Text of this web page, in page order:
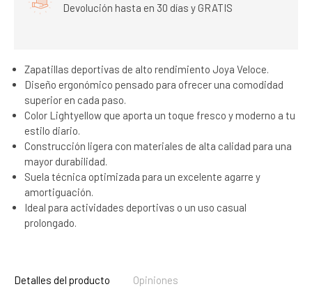
Devolución hasta en 30 días y GRATIS
Zapatillas deportivas de alto rendimiento Joya Veloce.
Diseño ergonómico pensado para ofrecer una comodidad
superior en cada paso.
Color Lightyellow que aporta un toque fresco y moderno a tu
estilo diario.
Construcción ligera con materiales de alta calidad para una
mayor durabilidad.
Suela técnica optimizada para un excelente agarre y
amortiguación.
Ideal para actividades deportivas o un uso casual
prolongado.
Detalles del producto Opiniones